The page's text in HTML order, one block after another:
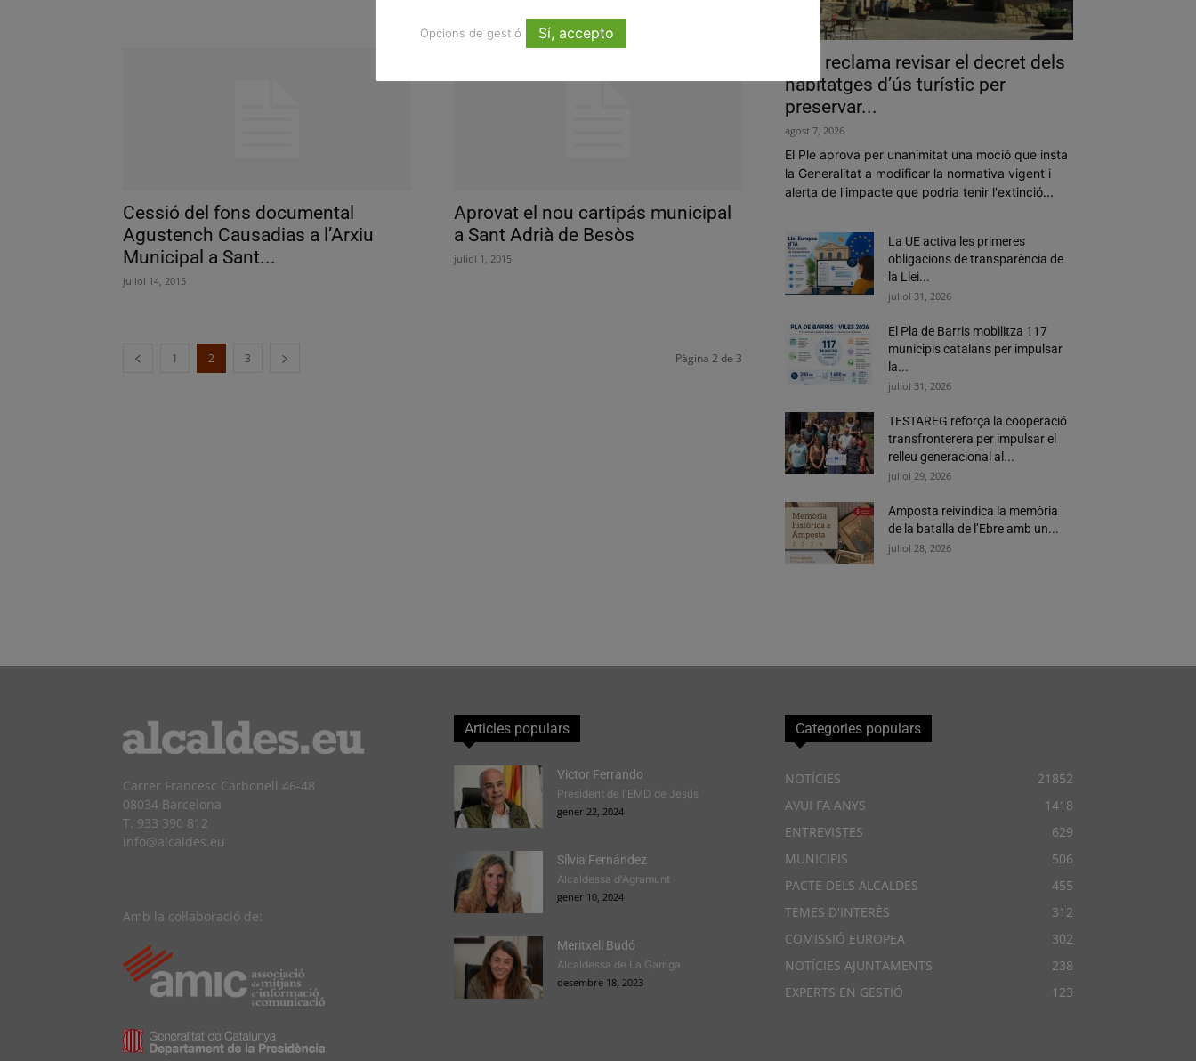
Cessió del fons documental
Agustench Causadias a l’Arxiu
Municipal a Sant...
juliol 14, 2015
Aprovat el nou cartipás municipal
a Sant Adrià de Besòs
juliol 1, 2015
1 2 3 Pàgina 2 de 3
Pals reclama revisar el decret dels
habitatges d’ús turístic per
preservar...
agost 7, 2026
El Ple aprova per unanimitat una moció que insta
la Generalitat a modificar la normativa vigent i
alerta de l'impacte que podria tenir l'extinció...
La UE activa les primeres
obligacions de transparència de
la Llei...
juliol 31, 2026
El Pla de Barris mobilitza 117
municipis catalans per impulsar
la...
juliol 31, 2026
TESTAREG reforça la cooperació
transfronterera per impulsar el
relleu generacional al...
juliol 29, 2026
Amposta reivindica la memòria
de la batalla de l’Ebre amb un...
juliol 28, 2026
Carrer Francesc Carbonell 46-48
08034 Barcelona
T. 933 390 812
info@alcaldes.eu
Amb la col·laboració de:
Articles populars
Victor Ferrando
President de l'EMD de Jesús
gener 22, 2024
Sílvia Fernández
Alcaldessa d'Agramunt
gener 10, 2024
Meritxell Budó
Alcaldessa de La Garriga
desembre 18, 2023
Categories populars
NOTÍCIES
21852
AVUI FA ANYS
1418
ENTREVISTES
629
MUNICIPIS
506
PACTE DELS ALCALDES
455
TEMES D'INTERÈS
312
COMISSIÓ EUROPEA
302
NOTÍCIES AJUNTAMENTS
238
EXPERTS EN GESTIÓ
123
Opcions de gestió Sí, accepto